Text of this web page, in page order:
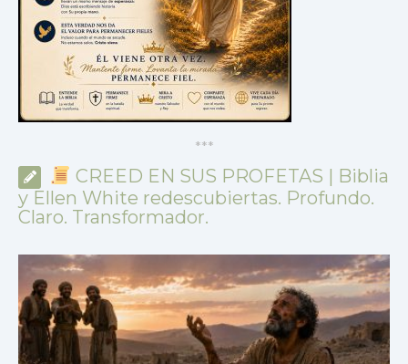
***
CREED EN SUS PROFETAS | Biblia
y Ellen White redescubiertas. Profundo.
Claro. Transformador.